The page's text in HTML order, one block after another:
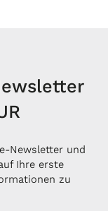
Newsletter und
Ihre erste
zu